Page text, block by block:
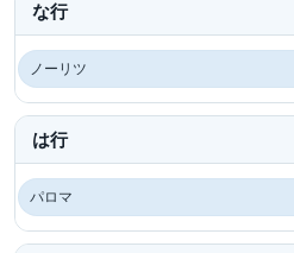
な行
ノーリツ
は行
パロマ